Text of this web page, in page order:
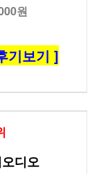
원
기보기 ]
디오